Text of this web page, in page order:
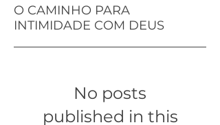
O CAMINHO PARA
INTIMIDADE COM DEUS
No posts
published in this